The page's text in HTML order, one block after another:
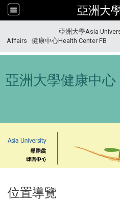
亞洲大
亞洲大學Asia
Affairs
健康中心Health Center FB
亞洲大學健康中心
位置導覽